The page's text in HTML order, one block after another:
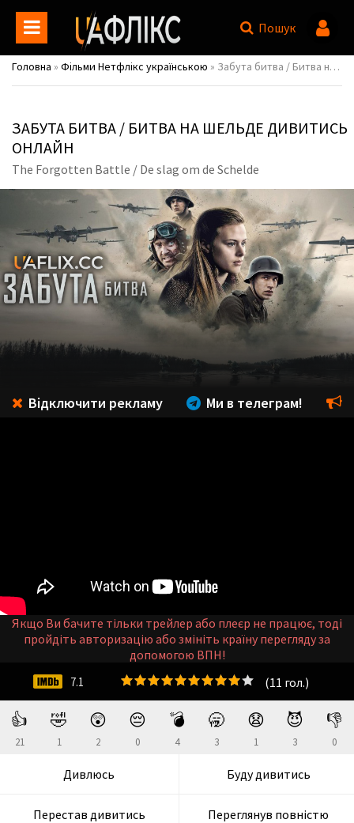
Пошук
Головна » Фільми Нетфлікс українською » Забута битва / Битва на Шельде / The Forgotten Battle / De slag om de Schelde
ЗАБУТА БИТВА / БИТВА НА ШЕЛЬДЕ ДИВИТИСЬ
ОНЛАЙН
The Forgotten Battle / De slag om de Schelde
👍
21
🤣
1
😲
2
😔
0
💣
4
🥱
3
😧
1
😈
3
👎
0
Дивлюсь Буду дивитись
Перестав дивитись Переглянув повністю
(11 гол.)
7.1
Відключити рекламу Ми в телеграм!
Якщо Ви бачите тільки трейлер або плеєр не працює, тоді
пройдіть авторизацію або змініть країну перегляду за
допомогою ВПН!